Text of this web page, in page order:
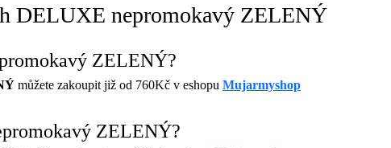
DELUXE nepromokavý ZELENÝ
ZELENÝ?
můžete zakoupit již od 760Kč v eshopu Mujarmyshop
ZELENÝ?